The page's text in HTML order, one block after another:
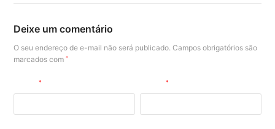
Deixe um comentário
O seu endereço de e-mail não será publicado. Campos obrigatórios são
marcados com*
Nome* E-mail*